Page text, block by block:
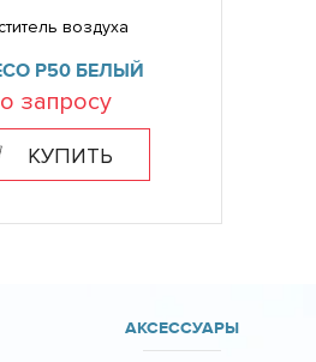
воздуха
P50 БЕЛЫЙ
запросу
КУПИТЬ
АКСЕССУАРЫ